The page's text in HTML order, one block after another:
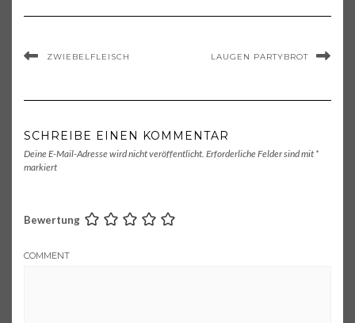
ZWIEBELFLEISCH LAUGEN PARTYBROT
SCHREIBE EINEN KOMMENTAR
Deine E-Mail-Adresse wird nicht veröffentlicht. Erforderliche Felder sind mit *
markiert
Bewertung
COMMENT